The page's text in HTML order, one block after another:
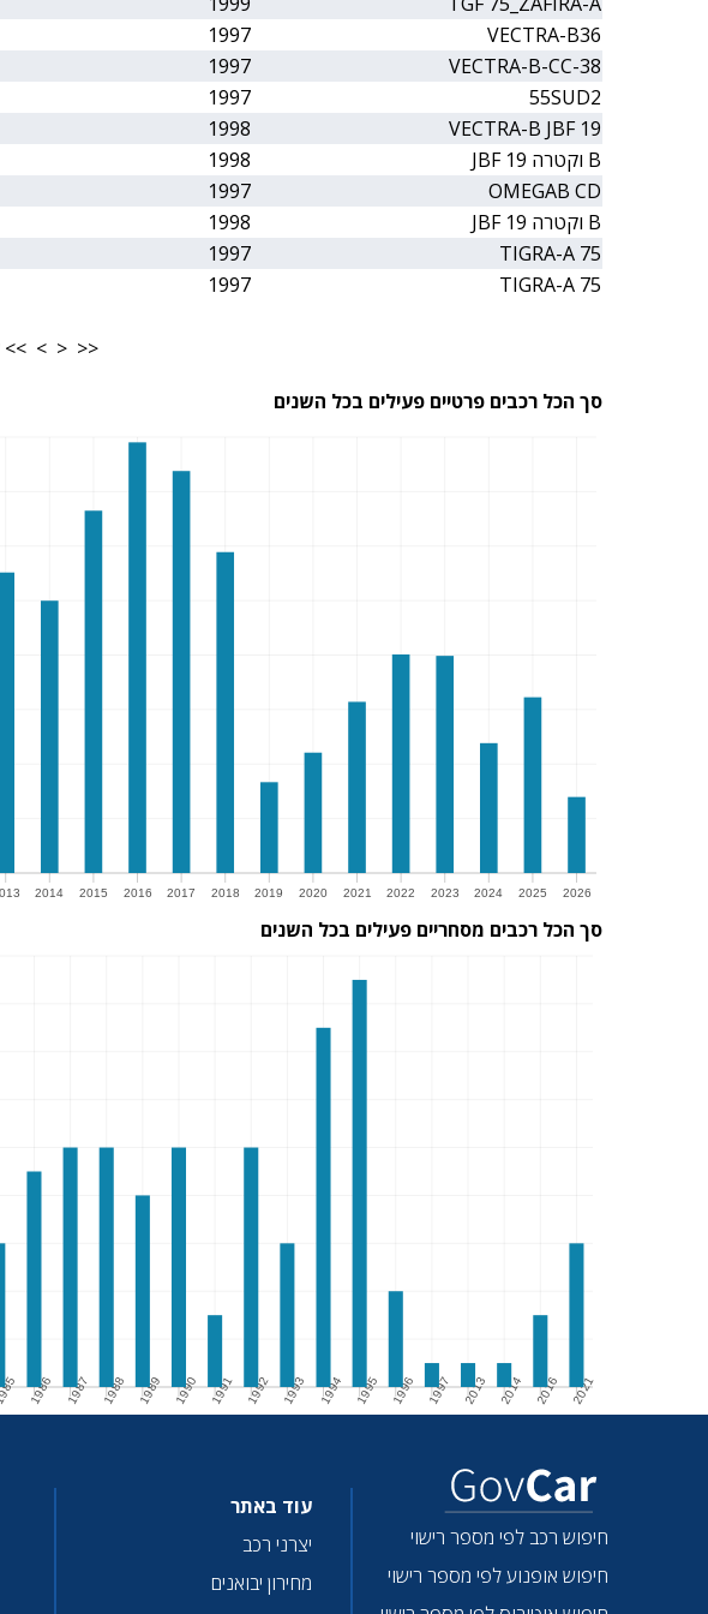
VECTRA-B36
1997
VECTRA-B-CC-38
1997
55SUD2
1997
VECTRA-B JBF 19
1998
B וקטרה JBF 19
1998
OMEGAB CD
1997
B וקטרה JBF 19
1998
TIGRA-A 75
1997
TIGRA-A 75
1997
<<
<
>
>>
סך הכל רכבים פרטיים פעילים בכל השנים
2014 2015 2016 2017 2018 2019 2020 2021 2022 2023 2024 2025 2026
2019 2020 2021 2022 2023 2024 2025 2026
סך הכל רכבים מסחריים פעילים בכל השנים
1986 1987 1988 1989 1990 1991 1992 1993 1994 1995 1996 1997 2013 2014 2016 2021
חיפוש רכב לפי מספר רישוי
חיפוש אופנוע לפי מספר רישוי
עוד באתר
יצרני רכב
מחירון יבואנים